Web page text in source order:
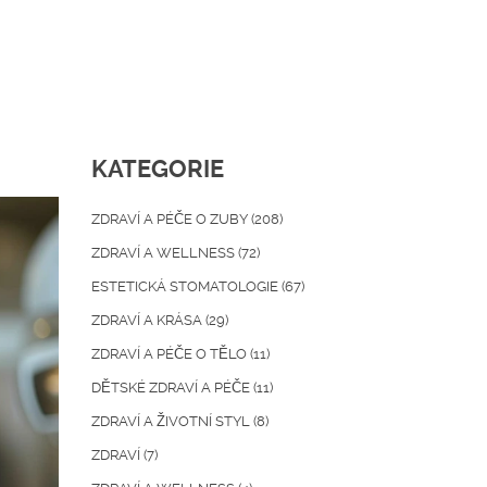
KATEGORIE
ZDRAVÍ A PÉČE O ZUBY (208)
ZDRAVÍ A WELLNESS (72)
ESTETICKÁ STOMATOLOGIE (67)
ZDRAVÍ A KRÁSA (29)
ZDRAVÍ A PÉČE O TĚLO (11)
DĚTSKÉ ZDRAVÍ A PÉČE (11)
ZDRAVÍ A ŽIVOTNÍ STYL (8)
ZDRAVÍ (7)